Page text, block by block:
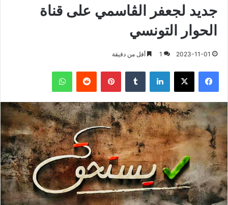
جديد لجعفر الڨاسمي على قناة
الحوار التونسي
2023-11-01
1 أقل من دقيقة
فيسبوك X لينكدإن بينتيريست واتساب